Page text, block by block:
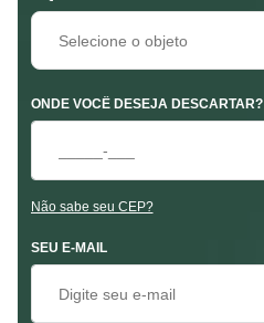
Selecione o objeto
ONDE VOCÊ DESEJA DESCARTAR?
Não sabe seu CEP?
SEU E-MAIL